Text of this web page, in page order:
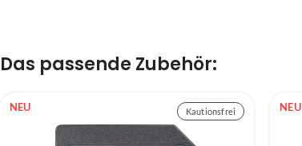
Das passende Zubehör:
NEU Kautionsfrei NEU